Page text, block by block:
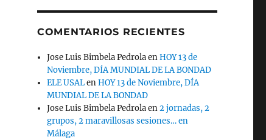
COMENTARIOS RECIENTES
Jose Luis Bimbela PedrolaenHOY 13 de
Noviembre, DÍA MUNDIAL DE LA BONDAD
ELE USALenHOY 13 de Noviembre, DÍA
MUNDIAL DE LA BONDAD
Jose Luis Bimbela Pedrolaen2 jornadas, 2
grupos, 2 maravillosas sesiones… en
Málaga